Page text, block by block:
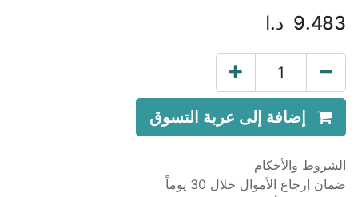
9.483 د.ا
إضافة إلى عربة التسوق
الشروط والأحكام
ضمان إرجاع الأموال خلال 30 يوماً